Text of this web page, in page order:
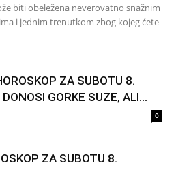
biti obeležena neverovatno snažnim
i jednim trenutkom zbog kojeg ćete
ZA SUBOTU 8.
GORKE SUZE, ALI...
0
ZA SUBOTU 8.